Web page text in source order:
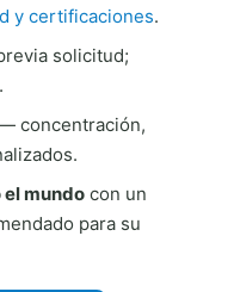
y certificaciones.
solicitud;
concentración,
mundo con un
para su